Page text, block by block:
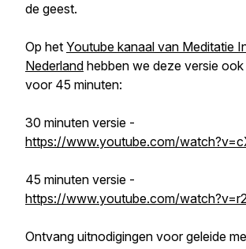
de geest.
Op het Youtube kanaal van Meditatie
Nederland hebben we deze versie
voor 45 minuten:
30 minuten versie -
https://www.youtube.com/
45 minuten versie -
https://www.youtube.com/
Ontvang uitnodigingen voor geleide